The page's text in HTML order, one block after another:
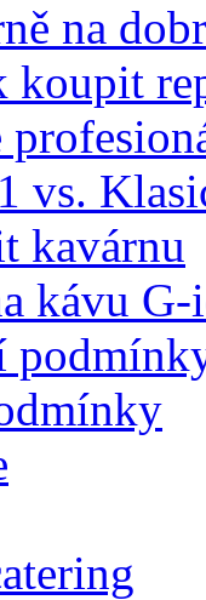
na
koupit
vs.
kavárnu
kávu G-